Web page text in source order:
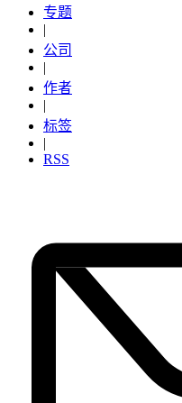
专题
|
公司
|
作者
|
标签
|
RSS